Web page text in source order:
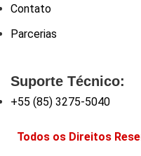
Contato
Parcerias
Suporte Técnico:
+55 (85) 3275-5040
Todos os Direitos